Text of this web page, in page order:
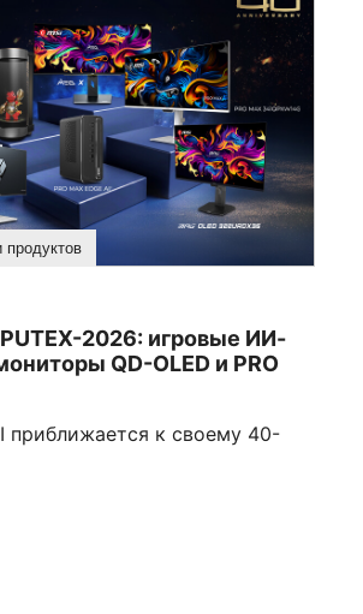
продуктов
2026: игровые ИИ-
QD-OLED и PRO
приближается к своему 40-